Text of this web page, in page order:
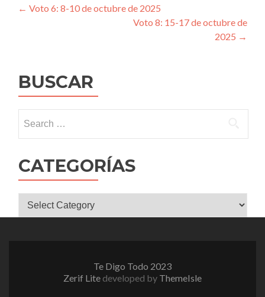
Post
← Voto 6: 8-10 de octubre de 2025
Voto 8: 15-17 de octubre de
2025 →
BUSCAR
for:
CATEGORÍAS
CATEGORÍAS
Te Digo Todo 2023
Zerif Lite developed by ThemeIsle